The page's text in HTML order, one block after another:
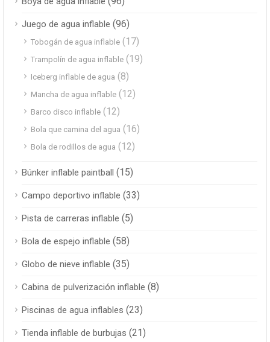
Juego de agua inflable (96)
Tobogán de agua inflable (17)
Trampolín de agua inflable (19)
Iceberg inflable de agua (8)
Mancha de agua inflable (12)
Barco disco inflable (12)
Bola que camina del agua (16)
Bola de rodillos de agua (12)
Búnker inflable paintball (15)
Campo deportivo inflable (33)
Pista de carreras inflable (5)
Bola de espejo inflable (58)
Globo de nieve inflable (35)
Cabina de pulverización inflable (8)
Piscinas de agua inflables (23)
Tienda inflable de burbujas (21)